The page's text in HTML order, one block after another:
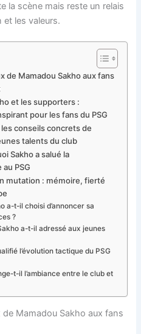
la scène mais reste un relais
les valeurs.
de Mamadou Sakho aux fans
et les supporters :
pour les fans du PSG
conseils concrets de
talents du club
Sakho a salué la
PSG
mutation : mémoire, fierté
a-t-il choisi d’annoncer sa
?
a-t-il adressé aux jeunes
l’évolution tactique du PSG
t-il l’ambiance entre le club et
de Mamadou Sakho aux fans